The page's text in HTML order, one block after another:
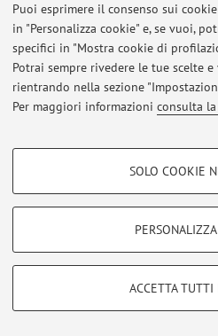
Puoi esprimere il consenso sui
in "Personalizza cookie" e, se vuoi,
specifici in "Mostra cookie di
Potrai sempre rivedere le tue scelte
rientrando nella sezione
Per maggiori informazioni consulta
COOKIE DI PROFILAZIONE -
COOKIE TECNICI - NECESSARI
Si tratta di cookie tecnici utilizzati, a
SOLO COOKIE
ACCETTA
Privacy|Note legali|